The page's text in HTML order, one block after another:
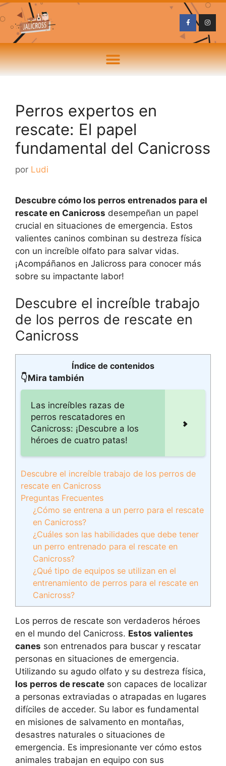
Perros expertos en
rescate: El papel
fundamental del Canicross
por Ludi
Descubre cómo los perros entrenados para el
rescate en Canicross desempeñan un papel
crucial en situaciones de emergencia. Estos
valientes caninos combinan su destreza física
con un increíble olfato para salvar vidas.
¡Acompáñanos en Jalicross para conocer más
sobre su impactante labor!
Descubre el increíble trabajo
de los perros de rescate en
Canicross
Índice de contenidos
👇Mira también
Las increíbles razas de
perros rescatadores en
Canicross: ¡Descubre a los
héroes de cuatro patas!
Descubre el increíble trabajo de los perros de
rescate en Canicross
Preguntas Frecuentes
¿Cómo se entrena a un perro para el rescate
en Canicross?
¿Cuáles son las habilidades que debe tener
un perro entrenado para el rescate en
Canicross?
¿Qué tipo de equipos se utilizan en el
entrenamiento de perros para el rescate en
Canicross?
Los perros de rescate son verdaderos héroes
en el mundo del Canicross. Estos valientes
canes son entrenados para buscar y rescatar
personas en situaciones de emergencia.
Utilizando su agudo olfato y su destreza física,
los perros de rescate son capaces de localizar
a personas extraviadas o atrapadas en lugares
difíciles de acceder. Su labor es fundamental
en misiones de salvamento en montañas,
desastres naturales o situaciones de
emergencia. Es impresionante ver cómo estos
animales trabajan en equipo con sus